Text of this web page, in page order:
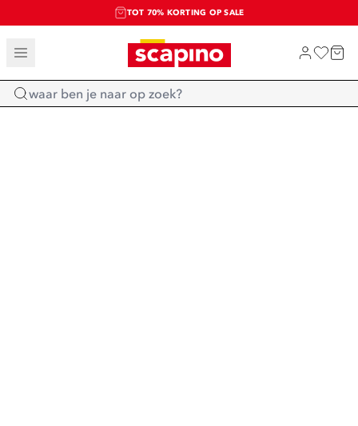
TOT 70% KORTING OP SALE
SALE: LAATSTE KANS!
SHOP NIEUW
Home